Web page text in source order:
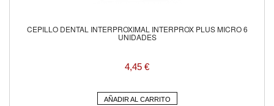
CEPILLO DENTAL INTERPROXIMAL INTERPROX PLUS MICRO 6
UNIDADES
4,45 €
AÑADIR AL CARRITO